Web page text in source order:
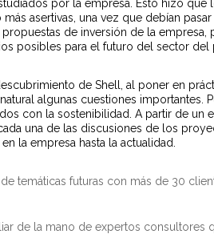
por la empresa. Esto hizo
asertivas, una vez que debían
de inversión de la
posibles para el futuro del sector del
de Shell, al poner en
algunas cuestiones importantes.
con la sostenibilidad. A partir de un
una de las discusiones de los
la empresa hasta la actualidad.
temáticas futuras con más de 30
de la mano de expertos consultores